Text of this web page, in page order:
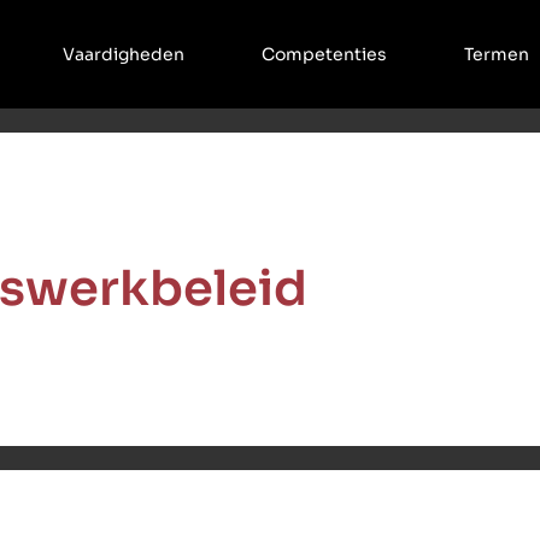
Vaardigheden Competenties Termen